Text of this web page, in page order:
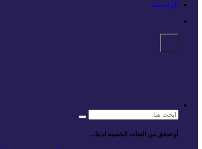
الرئيسية
البحث
أو تحقق من الفئات الشعبية لدينا...